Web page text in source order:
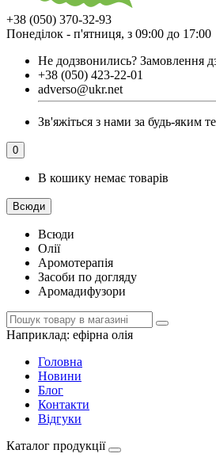
+38 (050) 370-32-93
Понеділок - п'ятниця, з 09:00 до 17:00
Не додзвонились? Замовлення
+38 (050) 423-22-01
adverso@ukr.net
Зв'яжіться з нами за будь-яким
0
В кошику немає товарів
Всюди
Всюди
Олії
Аромотерапія
Засоби по догляду
Аромадифузори
Наприклад: ефірна олія
Головна
Новини
Блог
Контакти
Відгуки
Каталог продукції